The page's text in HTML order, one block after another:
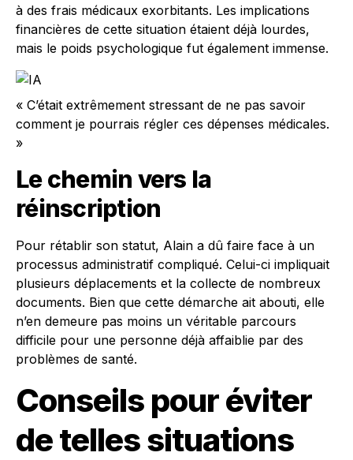
à des frais médicaux exorbitants. Les implications
financières de cette situation étaient déjà lourdes,
mais le poids psychologique fut également immense.
« C’était extrêmement stressant de ne pas savoir
comment je pourrais régler ces dépenses médicales.
»
Le chemin vers la
réinscription
Pour rétablir son statut, Alain a dû faire face à un
processus administratif compliqué. Celui-ci impliquait
plusieurs déplacements et la collecte de nombreux
documents. Bien que cette démarche ait abouti, elle
n’en demeure pas moins un véritable parcours
difficile pour une personne déjà affaiblie par des
problèmes de santé.
Conseils pour éviter
de telles situations